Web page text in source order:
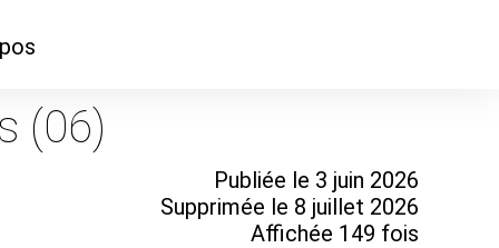
nous ?
(06)
Publiée le 3 juin 2026
Supprimée le 8 juillet 2026
Affichée 149 fois